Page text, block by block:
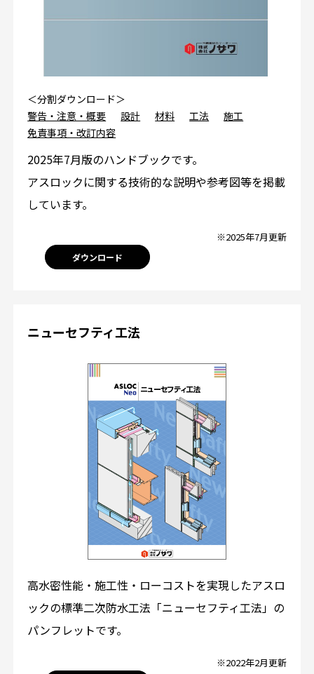
＜分割ダウンロード＞
警告・注意・概要
設計 材料 工法
施工
免責事項・改訂内容
2025年7月版のハンドブックです。
アスロックに関する技術的な説明や参考図等を掲載
しています。
※2025年7月更新
ダウンロード
ニューセフティ工法
高水密性能・施工性・ローコストを実現したアスロ
ックの標準二次防水工法「ニューセフティ工法」の
パンフレットです。
※2022年2月更新